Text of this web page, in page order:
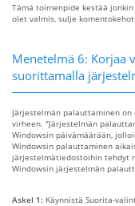
Tämä toimenpide kestää
olet valmis, sulje
Menetelmä 6: Korjaa
suorittamalla
Järjestelmän palauttaminen
virheen. "Järjestelmän
Windowsin päivämäärään,
Windowsin palauttaminen
järjestelmätiedostoihin tehdyt
Windowsin järjestelmän
Askel 1: Käynnistä Suorita-